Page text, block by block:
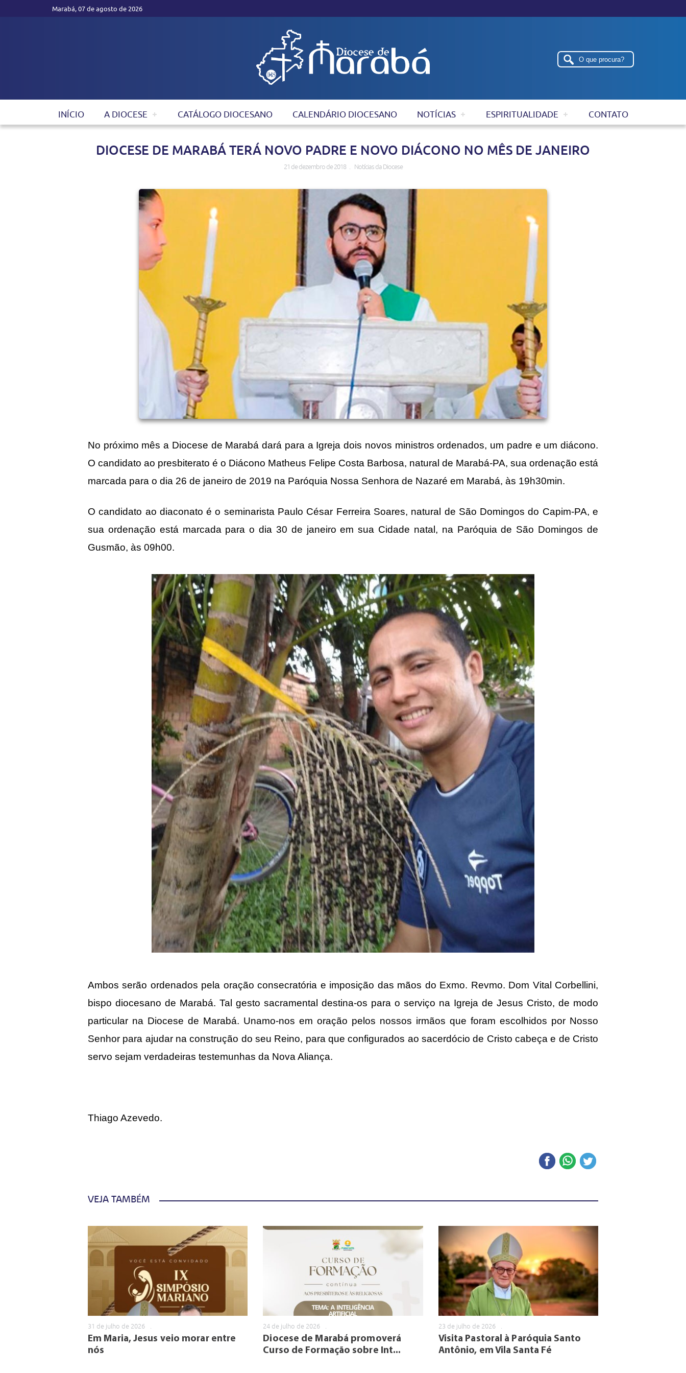
Marabá, 07 de agosto de 2026
INÍCIO A DIOCESE CATÁLOGO DIOCESANO CALENDÁRIO DIOCESANO NOTÍCIAS ESPIRITUALIDADE CONTATO
DIOCESE DE MARABÁ TERÁ NOVO PADRE E NOVO DIÁCONO NO MÊS DE JANEIRO
21 de dezembro de 2018 . Notícias da Diocese
No próximo mês a Diocese de Marabá dará para a Igreja dois novos ministros ordenados, um padre e um diácono.
O candidato ao presbiterato é o Diácono Matheus Felipe Costa Barbosa, natural de Marabá-PA, sua ordenação está
marcada para o dia 26 de janeiro de 2019 na Paróquia Nossa Senhora de Nazaré em Marabá, às 19h30min.
O candidato ao diaconato é o seminarista Paulo César Ferreira Soares, natural de São Domingos do Capim-PA, e
sua ordenação está marcada para o dia 30 de janeiro em sua Cidade natal, na Paróquia de São Domingos de
Gusmão, às 09h00.
Ambos serão ordenados pela oração consecratória e imposição das mãos do Exmo. Revmo. Dom Vital Corbellini,
bispo diocesano de Marabá. Tal gesto sacramental destina-os para o serviço na Igreja de Jesus Cristo, de modo
particular na Diocese de Marabá. Unamo-nos em oração pelos nossos irmãos que foram escolhidos por Nosso
Senhor para ajudar na construção do seu Reino, para que configurados ao sacerdócio de Cristo cabeça e de Cristo
servo sejam verdadeiras testemunhas da Nova Aliança.
Thiago Azevedo.
VEJA TAMBÉM
31 de julho de 2026
Em Maria, Jesus veio morar entre
nós
24 de julho de 2026
Diocese de Marabá promoverá
Curso de Formação sobre Int...
23 de julho de 2026
Visita Pastoral à Paróquia Santo
Antônio, em Vila Santa Fé